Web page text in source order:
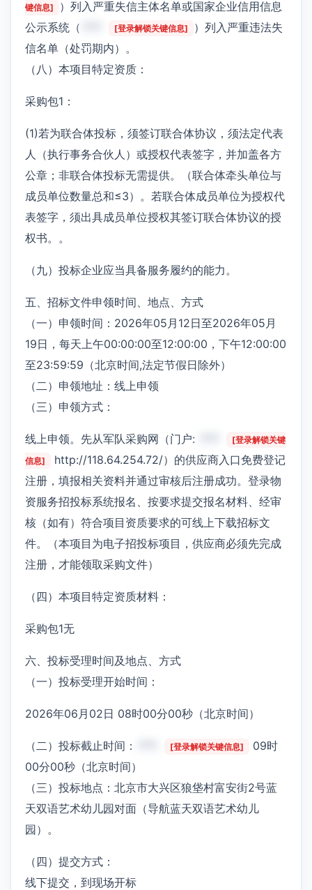
键信息]
）列入严重失信主体名单或国家企业信用信息
公示系统（
[登录解锁关键信息]
）列入严重违法失
信名单（处罚期内）。
（八）本项目特定资质：
采购包1：
(1)若为联合体投标，须签订联合体协议，须法定代表
人（执行事务合伙人）或授权代表签字，并加盖各方
公章；非联合体投标无需提供。（联合体牵头单位与
成员单位数量总和≤3）。若联合体成员单位为授权代
表签字，须出具成员单位授权其签订联合体协议的授
权书。。
（九）投标企业应当具备服务履约的能力。
五、招标文件申领时间、地点、方式
（一）申领时间：2026年05月12日至2026年05月
19日，每天上午00:00:00至12:00:00，下午12:00:00
至23:59:59（北京时间,法定节假日除外）
（二）申领地址：线上申领
（三）申领方式：
线上申领。先从军队采购网（门户:
[登录解锁关键
信息]
http://118.64.254.72/）的供应商入口免费登记
注册，填报相关资料并通过审核后注册成功。登录物
资服务招投标系统报名、按要求提交报名材料、经审
核（如有）符合项目资质要求的可线上下载招标文
件。（本项目为电子招投标项目，供应商必须先完成
注册，才能领取采购文件）
（四）本项目特定资质材料：
采购包1无
六、投标受理时间及地点、方式
（一）投标受理开始时间：
2026年06月02日 08时00分00秒（北京时间）
（二）投标截止时间： [登录解锁关键信息]
09时
00分00秒（北京时间）
（三）投标地点：北京市大兴区狼垡村富安街2号蓝
天双语艺术幼儿园对面（导航蓝天双语艺术幼儿
园）。
（四）提交方式：
线下提交，到现场开标